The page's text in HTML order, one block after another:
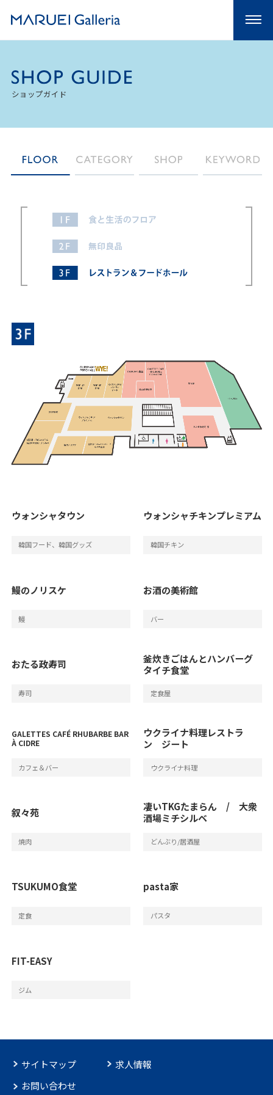
ショップガイド
ウォンシャタウン
韓国フード、韓国グッズ
ウォンシャチキンプレミアム
韓国チキン
鰻のノリスケ
鰻
お酒の美術館
バー
おたる政寿司
寿司
釜炊きごはんとハンバーグ
タイチ食堂
定食屋
GALETTES CAFÉ RHUBARBE BAR
À CIDRE
カフェ＆バー
ウクライナ料理レストラ
ン ジート
ウクライナ料理
叙々苑
焼肉
凄いTKGたまらん / 大衆
酒場ミチシルベ
どんぶり/居酒屋
TSUKUMO食堂
定食
pasta家
パスタ
FIT-EASY
ジム
サイトマップ
求人情報
お問い合わせ